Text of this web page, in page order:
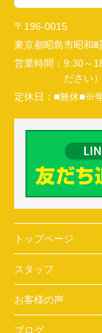
〒196-0015
東京都昭島市昭和
営業時間： 9:30～
ださい）
定休日： ■無休■※
トップページ
スタッフ
お客様の声
ブログ